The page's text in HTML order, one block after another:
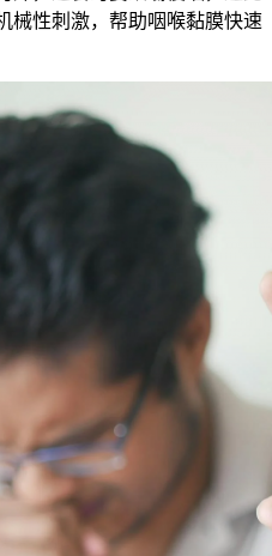
械性刺激，帮助咽喉黏膜快速